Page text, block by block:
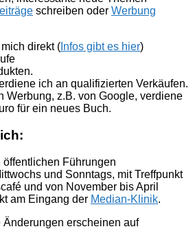
schreiben oder Werbung
direkt ( Infos gibt es hier)
ich an qualifizierten Verkäufen.
Werbung, z.B. von Google, verdiene
für ein neues Buch.
öffentlichen Führungen
und Sonntags, mit Treffpunkt
und von November bis April
am Eingang der Median-Klinik.
erscheinen auf